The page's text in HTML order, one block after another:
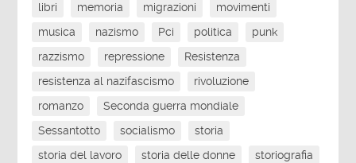
libri
memoria migrazioni
movimenti
musica
nazismo Pci politica
punk
razzismo
repressione
Resistenza
resistenza al nazifascismo
rivoluzione
romanzo
Seconda guerra mondiale
Sessantotto
socialismo
storia
storia del lavoro
storia delle donne
storiografia